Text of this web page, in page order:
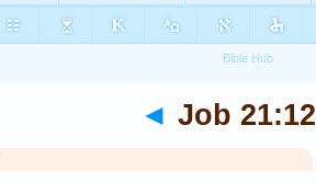
◄ Job 21:12